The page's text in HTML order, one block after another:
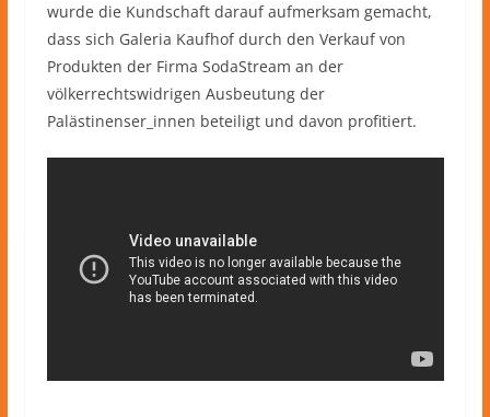
wurde die Kundschaft darauf aufmerksam gemacht,
dass sich Galeria Kaufhof durch den Verkauf von
Produkten der Firma SodaStream an der
völkerrechtswidrigen Ausbeutung der
Palästinenser_innen beteiligt und davon profitiert.